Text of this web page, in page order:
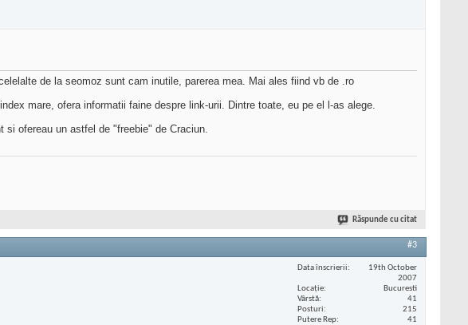
de la seomoz sunt cam inutile, parerea mea. Mai ales fiind vb de .ro
mare, ofera informatii faine despre link-urii. Dintre toate, eu pe el l-as alege.
ofereau un astfel de "freebie" de Craciun.
Răspunde cu citat
#3
Data înscrierii
19th October
2007
Locaţie
Bucuresti
Vârstă
41
Posturi
215
Putere Rep
41